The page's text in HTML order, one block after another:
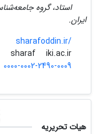
استاد، گروه
ایران.
sharafoddin.ir/
sharaf
iki.ac.ir
0000-0002-2490-0009
هیات تحریریه